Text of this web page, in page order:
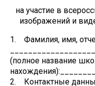
на участие в
изображений и
1. Фамилия, имя,
(полное название
2. Контактные